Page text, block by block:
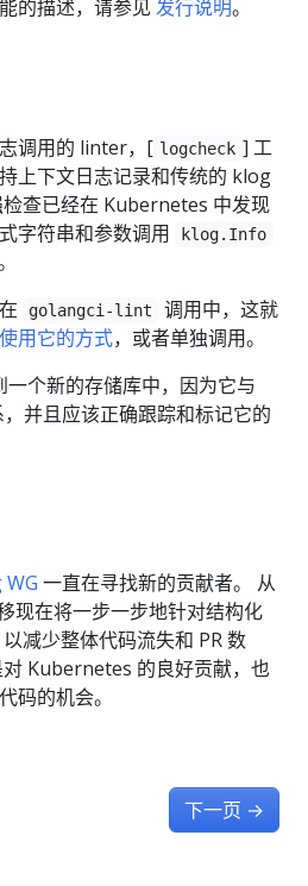
的描述，请参见 发行说明。
调用的 linter，[ logcheck ] 工
上下文日志记录和传统的 klog
查已经在 Kubernetes 中发现
字符串和参数调用
klog.Info
golangci-lint
调用中，这就
用它的方式，或者单独调用。
一个新的存储库中，因为它与
并且应该正确跟踪和标记它的
一直在寻找新的贡献者。 从
现在将一步一步地针对结构化
减少整体代码流失和 PR 数
Kubernetes 的良好贡献，也
码的机会。
下一页 →